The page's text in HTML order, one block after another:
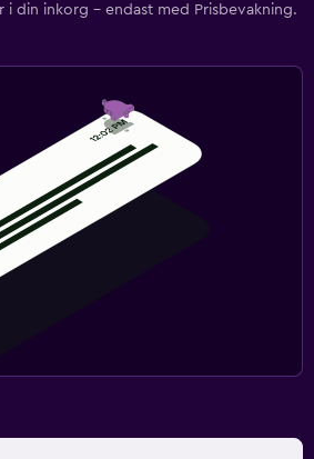
i din inkorg – endast med Prisbevakning.